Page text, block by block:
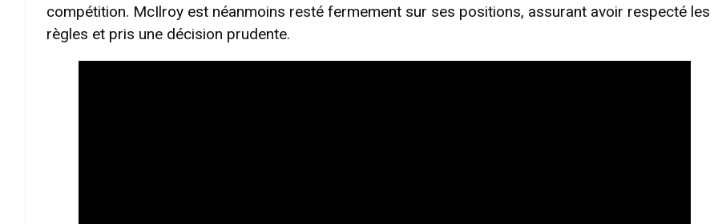
compétition. McIlroy est néanmoins resté fermement sur ses positions, assurant avoir respecté les
règles et pris une décision prudente.